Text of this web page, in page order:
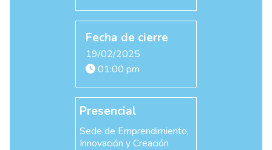
Fecha de cierre
19/02/2025
01:00 pm
Presencial
Sede de Emprendimiento,
Innovación y Creación